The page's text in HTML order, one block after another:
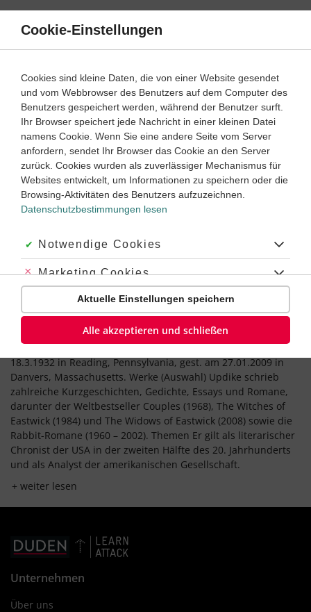
Direkt
Inhalt
Englisch Schülerlexikon
Biologie Chemie Deutsch Englisch
Französisch Geschichte Latein Mathematik
A B C D E F G
O
Q R
Anfangsbuchstabe
John Updike, US-amerikanischer Schriftsteller, geb. am
18.3.1932 in Reading, Pennsylvania, gest. am 27.01.2009 in
Danvers, Massachusetts. Werke (Auswahl) Updike schrieb
zahlreiche Kurzgeschichten, Gedichte, Essays und Romane,
darunter der Weltbestseller Couples (1968), The Witches of
Eastwick (1984) und The Widows of Eastwick (2008) sowie die
Rabbit-Romane (1960 – 2002). Themen Er gilt als literarischer
Chronist der USA in der zweiten Hälfte des 20. Jahrhunderts
und als Analyst der amerikanischen Gesellschaft.
weiter lesen
Unternehmen
Über uns
Cookie-Einstellungen
Cookies sind kleine Daten, die von einer Website gesendet
und vom Webbrowser des Benutzers auf dem Computer des
Benutzers gespeichert werden, während der Benutzer surft.
Ihr Browser speichert jede Nachricht in einer kleinen Datei
namens Cookie. Wenn Sie eine andere Seite vom Server
anfordern, sendet Ihr Browser das Cookie an den Server
zurück. Cookies wurden als zuverlässiger Mechanismus für
Websites entwickelt, um Informationen zu speichern oder die
Browsing-Aktivitäten des Benutzers aufzuzeichnen.
Datenschutzbestimmungen lesen
Akzeptiert:
Notwendige Cookies
Abgelehnt:
Marketing Cookies
Abgelehnt:
Personalisierungs-Cookies
Aktuelle Einstellungen speichern
Alle akzeptieren und schließen